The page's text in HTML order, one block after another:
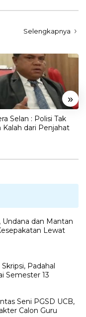
Selengkapnya
»
Selan : Polisi Tak
Kalah dari Penjahat
dan Mantan
Lewat
Padahal
Semester 13
Seni PGSD UCB,
Calon Guru